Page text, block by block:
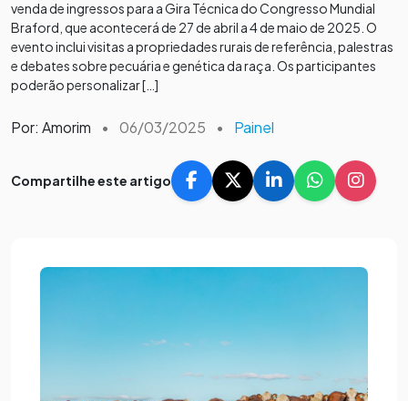
venda de ingressos para a Gira Técnica do Congresso Mundial
Braford, que acontecerá de 27 de abril a 4 de maio de 2025. O
evento inclui visitas a propriedades rurais de referência, palestras
e debates sobre pecuária e genética da raça. Os participantes
poderão personalizar […]
Por: Amorim • 06/03/2025 • Painel
Compartilhe este artigo